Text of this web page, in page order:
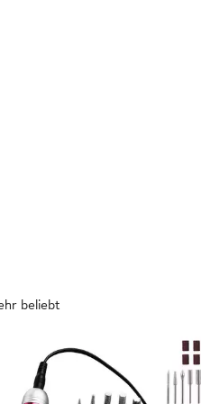
beliebt
Maniküre-Pediküre-Set Elektrischer
Nagelfräser Nagelfeile Set